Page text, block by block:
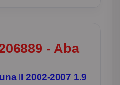
- Aba
II 2002-2007 1.9